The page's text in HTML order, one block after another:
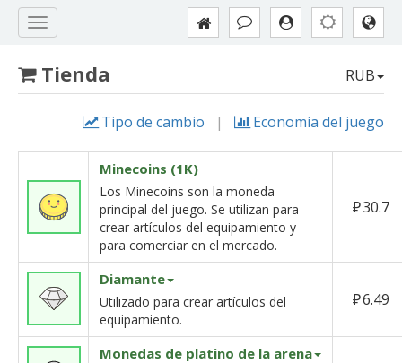
Tienda RUB
Tipo de cambio | Economía del juego
Minecoins (1K)
Los Minecoins son la moneda
principal del juego. Se utilizan para
crear artículos del equipamiento y
para comerciar en el mercado.
₽30.7
Diamante
Utilizado para crear artículos del
equipamiento.
₽6.49
Monedas de platino de la arena